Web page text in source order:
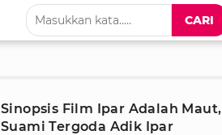
CARI
Sinopsis Film Ipar Adalah Maut,
Suami Tergoda Adik Ipar